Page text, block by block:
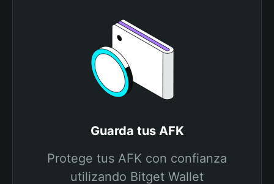
Guarda tus AFK
Protege tus AFK con confianza
utilizando Bitget Wallet